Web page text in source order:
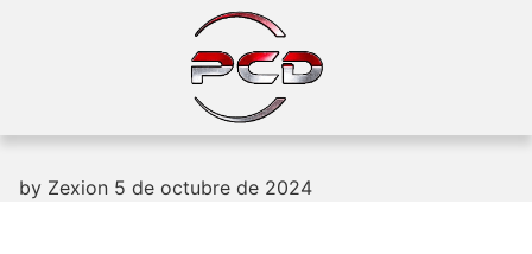
by Zexion 5 de octubre de 2024